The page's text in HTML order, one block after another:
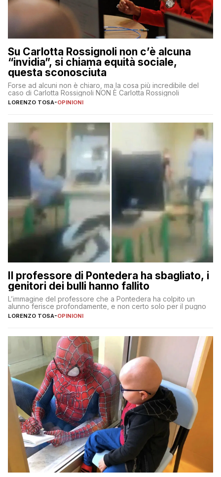
Su Carlotta Rossignoli non c’è alcuna
“invidia”, si chiama equità sociale,
questa sconosciuta
Forse ad alcuni non è chiaro, ma la cosa più incredibile del
caso di Carlotta Rossignoli NON È Carlotta Rossignoli
LORENZO TOSA-OPINIONI
Il professore di Pontedera ha sbagliato, i
genitori dei bulli hanno fallito
L’immagine del professore che a Pontedera ha colpito un
alunno ferisce profondamente, e non certo solo per il pugno
LORENZO TOSA-OPINIONI